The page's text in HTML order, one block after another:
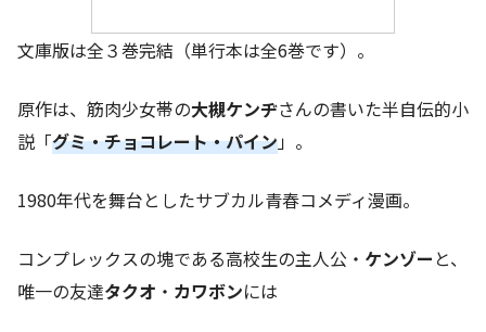
文庫版は全３巻完結（単行本は全6巻です）。
原作は、筋肉少女帯の大槻ケンヂさんの書いた半自伝的小
説「グミ・チョコレート・パイン」。
1980年代を舞台としたサブカル青春コメディ漫画。
コンプレックスの塊である高校生の主人公・ ケンゾー と、
唯一の友達タクオ ・ カワボンには